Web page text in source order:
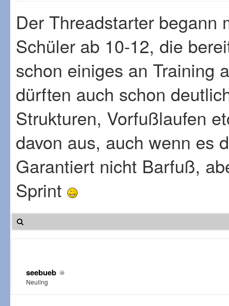
Der Threadstarter
Schüler ab 10-12, die
schon einiges an Training
dürften auch schon
Strukturen, Vorfußlaufen
davon aus, auch wenn es
Garantiert nicht Barfuß,
Sprint
seebueb
Neuling